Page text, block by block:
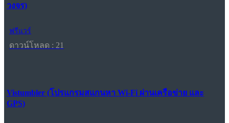
วงจร)
ฟรีแวร์
ดาวน์โหลด : 21
Vistumbler (โปรแกรมสแกนหา Wi-Fi ผ่านเครือข่าย และ
GPS)